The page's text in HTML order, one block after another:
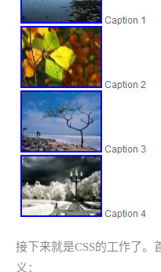
接下来就是CSS的工作了。
义：